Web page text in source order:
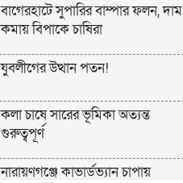
বাগেরহাটে সুপারির বাম্পার ফলন, দাম
কমায় বিপাকে চাষিরা
যুবলীগের উত্থান পতন!
কলা চাষে সারের ভূমিকা অত্যন্ত
গুরুত্বপূর্ণ
নারায়ণগঞ্জে কাভার্ডভ্যান চাপায়